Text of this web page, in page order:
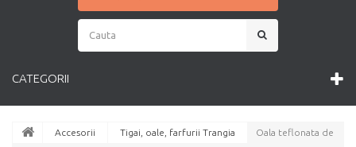
CATEGORII
Accesorii Tigai, oale, farfurii Trangia
Oala teflonata de